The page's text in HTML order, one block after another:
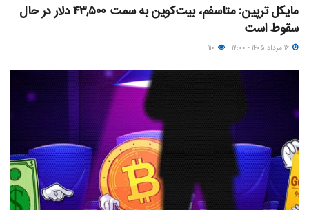
مایکل ترپین: متاسفم، بیت‌کوین به سمت ۴۳,۵۰۰ دلار در حال
سقوط است